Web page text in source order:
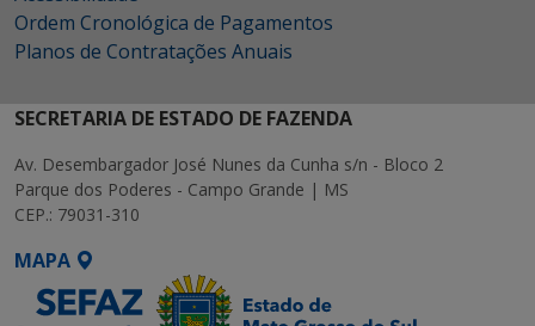
Ordem Cronológica de Pagamentos
Planos de Contratações Anuais
SECRETARIA DE ESTADO DE FAZENDA
Av. Desembargador José Nunes da Cunha s/n - Bloco 2
Parque dos Poderes - Campo Grande | MS
CEP.: 79031-310
MAPA